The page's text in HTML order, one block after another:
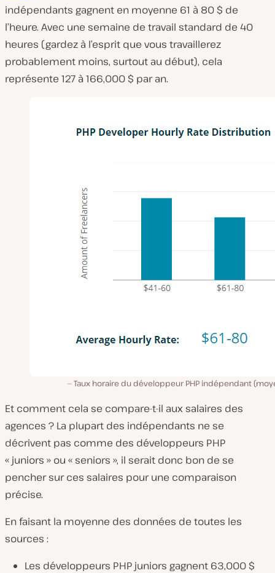
indépendants gagnent en moyenne 61 à 80 $ de
l’heure. Avec une semaine de travail standard de 40
heures (gardez à l’esprit que vous travaillerez
probablement moins, surtout au début), cela
représente 127 à 166,000 $ par an.
Taux horaire du développeur PHP indépendant
Et comment cela se compare-t-il aux salaires des
agences ? La plupart des indépendants ne se
décrivent pas comme des développeurs PHP
« juniors » ou « seniors », il serait donc bon de se
pencher sur ces salaires pour une comparaison
précise.
En faisant la moyenne des données de toutes les
sources :
Les développeurs PHP juniors gagnent 63,000 $